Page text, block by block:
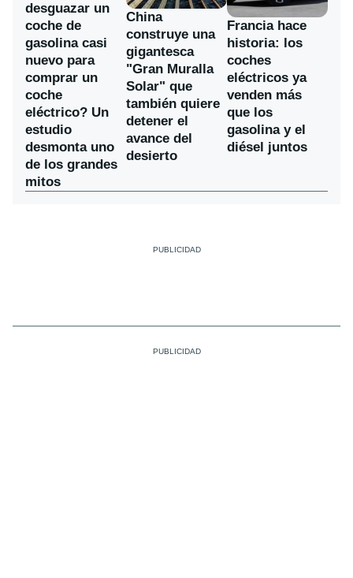
desguazar un
coche de
gasolina casi
nuevo para
comprar un
coche
eléctrico? Un
estudio
desmonta uno
de los grandes
mitos
China
construye una
gigantesca
"Gran Muralla
Solar" que
también quiere
detener el
avance del
desierto
Francia hace
historia: los
coches
eléctricos ya
venden más
que los
gasolina y el
diésel juntos